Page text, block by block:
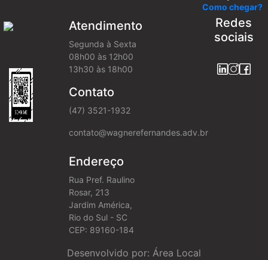
Como chegar?
Atendimento
Segunda à Sexta
08h00 às 12h00
13h30 às 18h00
Contato
(47) 3521-1932
contato@wagnerefernandes.adv.br
Endereço
Rua Pref. Raulino
Rosar, 213
Jardim América,
Rio do Sul - SC
CEP: 89160-184
Redes
sociais
Desenvolvido por: Área Local